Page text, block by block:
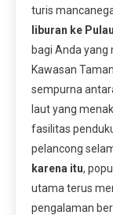
turis
liburan ke
bagi Anda
Kawasan
sempurna
laut yang
fasilitas
pelancong
karena itu,
utama terus
pengalaman